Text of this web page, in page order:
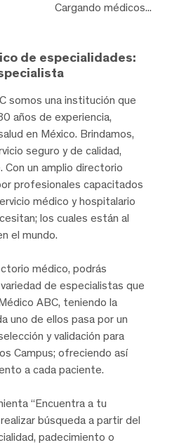
Cargando médicos...
de especialidades:
somos una institución que
años de experiencia,
en México. Brindamos,
seguro y de calidad,
un amplio directorio
profesionales capacitados
médico y hospitalario
los cuales están al
el mundo.
médico, podrás
de especialistas que
ABC, teniendo la
uno de ellos pasa por un
y validación para
Campus; ofreciendo así
a cada paciente.
“Encuentra a tu
búsqueda a partir del
padecimiento o